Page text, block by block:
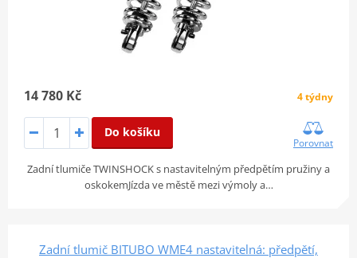
14 780 Kč 4 týdny
Do košíku
Porovnat
Zadní tlumiče TWINSHOCK s nastavitelným předpětím pružiny a
oskokemJízda ve městě mezi výmoly a…
Zadní tlumič BITUBO WME4 nastavitelná: předpětí,